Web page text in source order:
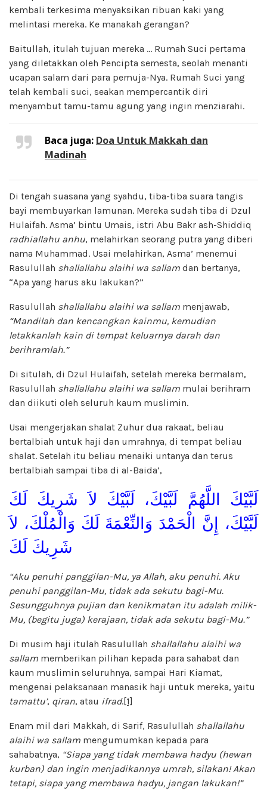
kembali terkesima menyaksikan ribuan kaki yang
melintasi mereka. Ke manakah gerangan?
Baitullah, itulah tujuan mereka … Rumah Suci pertama
yang diletakkan oleh Pencipta semesta, seolah menanti
ucapan salam dari para pemuja-Nya. Rumah Suci yang
telah kembali suci, seakan mempercantik diri
menyambut tamu-tamu agung yang ingin menziarahi.
Baca juga: Doa Untuk Makkah dan
Madinah
Di tengah suasana yang syahdu, tiba-tiba suara tangis
bayi membuyarkan lamunan. Mereka sudah tiba di Dzul
Hulaifah. Asma’ bintu Umais, istri Abu Bakr ash-Shiddiq
radhiallahu anhu, melahirkan seorang putra yang diberi
nama Muhammad. Usai melahirkan, Asma’ menemui
Rasulullah shallallahu alaihi wa sallam dan bertanya,
“Apa yang harus aku lakukan?”
Rasulullah shallallahu alaihi wa sallam menjawab,
“Mandilah dan kencangkan kainmu, kemudian
letakkanlah kain di tempat keluarnya darah dan
berihramlah.”
Di situlah, di Dzul Hulaifah, setelah mereka bermalam,
Rasulullah shallallahu alaihi wa sallam mulai berihram
dan diikuti oleh seluruh kaum muslimin.
Usai mengerjakan shalat Zuhur dua rakaat, beliau
bertalbiah untuk haji dan umrahnya, di tempat beliau
shalat. Setelah itu beliau menaiki untanya dan terus
bertalbiah sampai tiba di al-Baida’,
لَبَّيْكَ اللَّهُمَّ لَبَّيْكَ، لَبَّيْكَ لاَ شَرِيكَ لَكَ
لَبَّيْكَ، إِنَّ الْحَمْدَ وَالنِّعْمَةَ لَكَ وَالْمُلْكَ، لاَ
شَرِيكَ لَكَ
“Aku penuhi panggilan-Mu, ya Allah, aku penuhi. Aku
penuhi panggilan-Mu, tidak ada sekutu bagi-Mu.
Sesungguhnya pujian dan kenikmatan itu adalah milik-
Mu, (begitu juga) kerajaan, tidak ada sekutu bagi-Mu.”
Di musim haji itulah Rasulullah shallallahu alaihi wa
sallam memberikan pilihan kepada para sahabat dan
kaum muslimin seluruhnya, sampai Hari Kiamat,
mengenai pelaksanaan manasik haji untuk mereka, yaitu
tamattu’, qiran, atau ifrad.[1]
Enam mil dari Makkah, di Sarif, Rasulullah shallallahu
alaihi wa sallam mengumumkan kepada para
sahabatnya, “Siapa yang tidak membawa hadyu (hewan
kurban) dan ingin menjadikannya umrah, silakan! Akan
tetapi, siapa yang membawa hadyu, jangan lakukan!”